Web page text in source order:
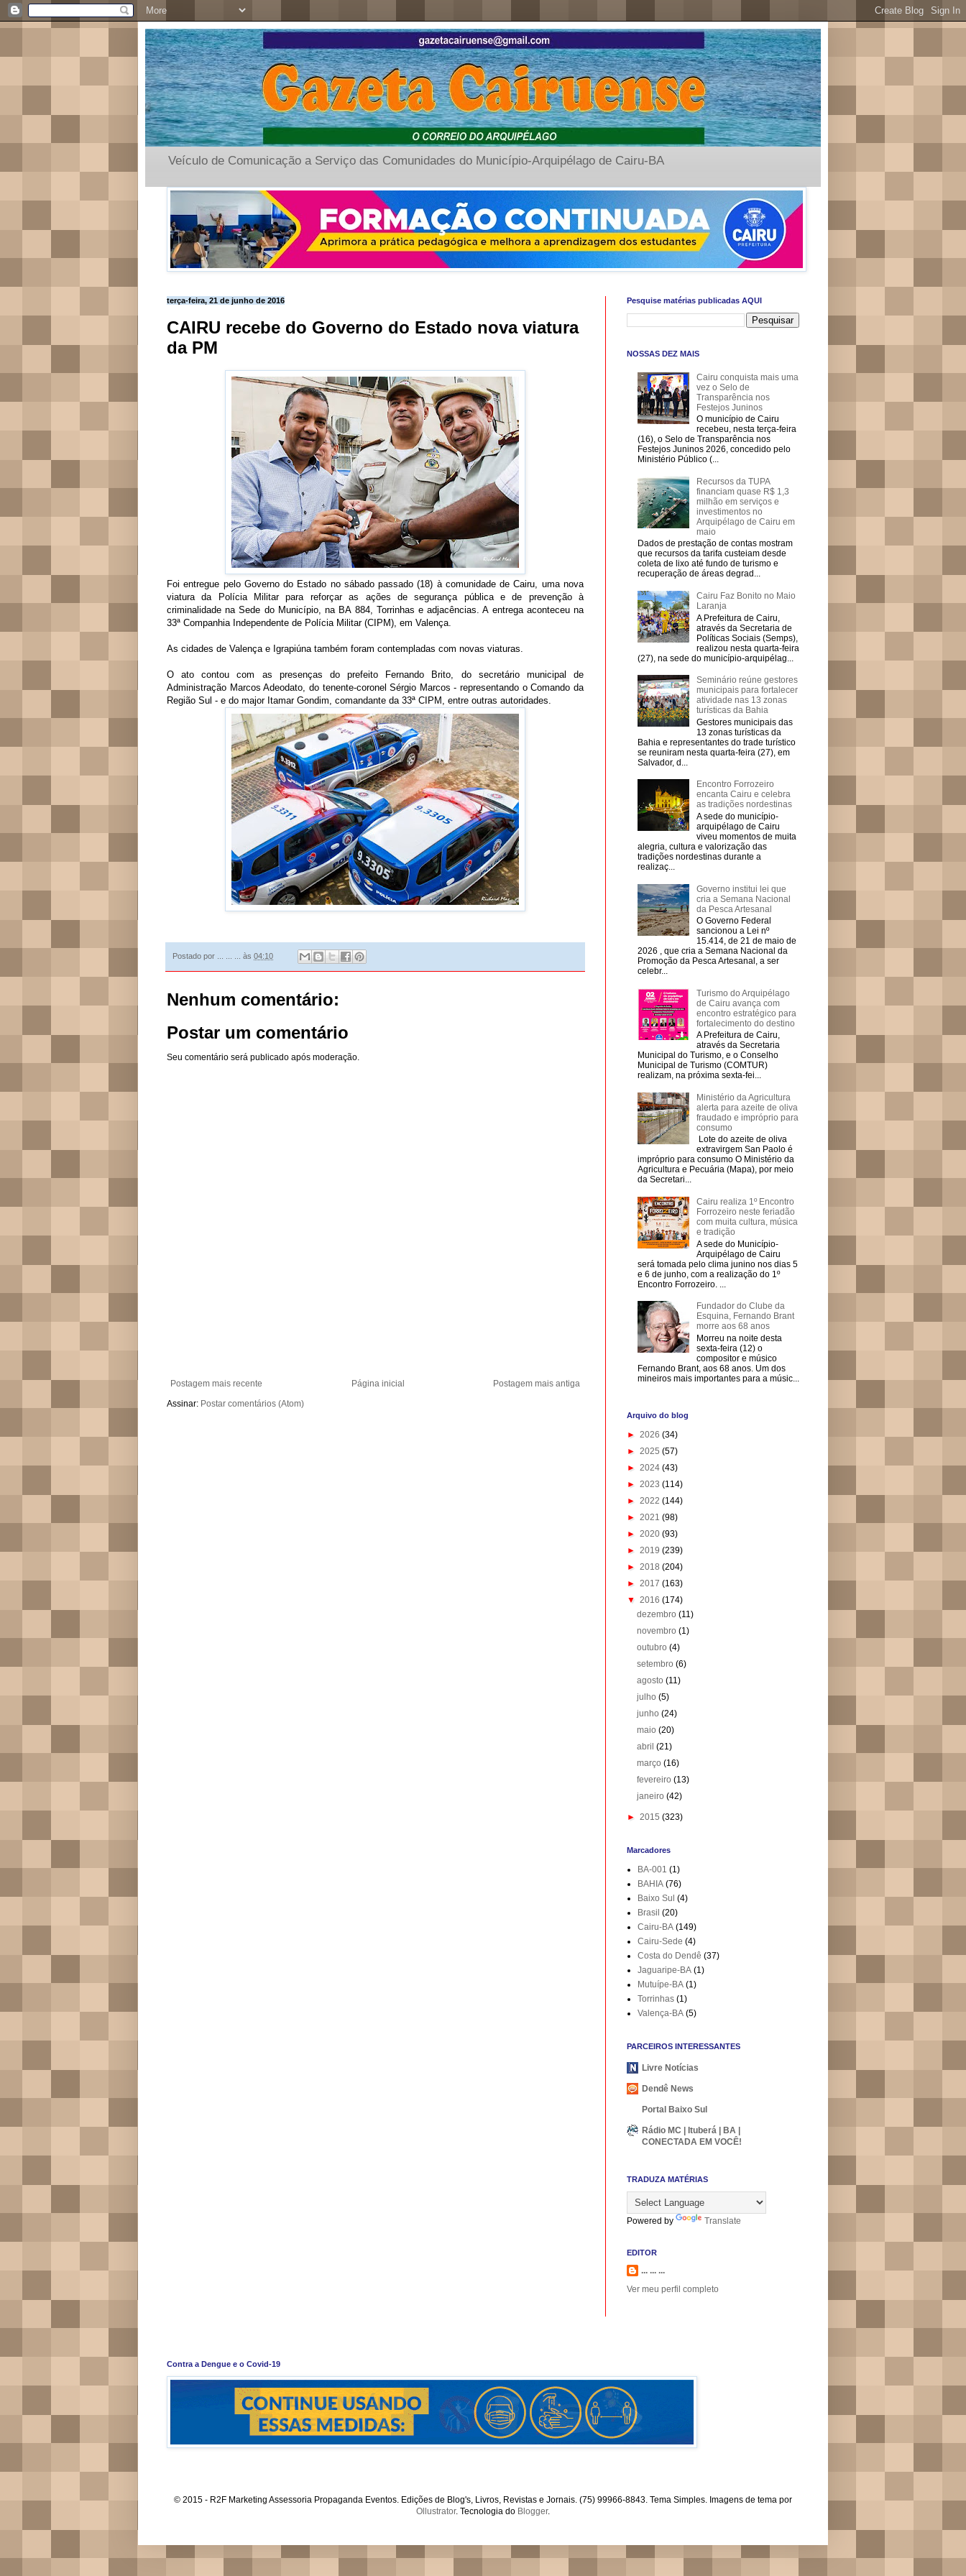
Veículo de Comunicação a Serviço das Comunidades do Município-Arquipélago de Cairu-BA
terça-feira, 21 de junho de 2016
CAIRU recebe do Governo do Estado nova viatura
da PM
Foi entregue pelo Governo do Estado no sábado passado (18) à comunidade de Cairu, uma nova
viatura da Polícia Militar para reforçar as ações de segurança pública e de prevenção à
criminalidade na Sede do Município, na BA 884, Torrinhas e adjacências. A entrega aconteceu na
33ª Companhia Independente de Polícia Militar (CIPM), em Valença.
As cidades de Valença e Igrapiúna também foram contempladas com novas viaturas.
O ato contou com as presenças do prefeito Fernando Brito, do secretário municipal de
Administração Marcos Adeodato, do tenente-coronel Sérgio Marcos - representando o Comando da
Região Sul - e do major Itamar Gondim, comandante da 33ª CIPM, entre outras autoridades.
Postado por às 04:10
Nenhum comentário:
Postar um comentário
Seu comentário será publicado após moderação.
Postagem mais recente Postagem mais antiga
Página inicial
Assinar: Postar comentários (Atom)
Pesquise matérias publicadas AQUI
NOSSAS DEZ MAIS
Cairu conquista mais uma
vez o Selo de
Transparência nos
Festejos Juninos
O município de Cairu
recebeu, nesta terça-feira
(16), o Selo de Transparência nos
Festejos Juninos 2026, concedido pelo
Ministério Público (...
Recursos da TUPA
financiam quase R$ 1,3
milhão em serviços e
investimentos no
Arquipélago de Cairu em
maio
Dados de prestação de contas mostram
que recursos da tarifa custeiam desde
coleta de lixo até fundo de turismo e
recuperação de áreas degrad...
Cairu Faz Bonito no Maio
Laranja
A Prefeitura de Cairu,
através da Secretaria de
Políticas Sociais (Semps),
realizou nesta quarta-feira
(27), na sede do município-arquipélag...
Seminário reúne gestores
municipais para fortalecer
atividade nas 13 zonas
turísticas da Bahia
Gestores municipais das
13 zonas turísticas da
Bahia e representantes do trade turístico
se reuniram nesta quarta-feira (27), em
Salvador, d...
Encontro Forrozeiro
encanta Cairu e celebra
as tradições nordestinas
A sede do município-
arquipélago de Cairu
viveu momentos de muita
alegria, cultura e valorização das
tradições nordestinas durante a
realizaç...
Governo institui lei que
cria a Semana Nacional
da Pesca Artesanal
O Governo Federal
sancionou a Lei nº
15.414, de 21 de maio de
2026 , que cria a Semana Nacional da
Promoção da Pesca Artesanal, a ser
celebr...
Turismo do Arquipélago
de Cairu avança com
encontro estratégico para
fortalecimento do destino
A Prefeitura de Cairu,
através da Secretaria
Municipal do Turismo, e o Conselho
Municipal de Turismo (COMTUR)
realizam, na próxima sexta-fei...
Ministério da Agricultura
alerta para azeite de oliva
fraudado e impróprio para
consumo
Lote do azeite de oliva
extravirgem San Paolo é
impróprio para consumo O Ministério da
Agricultura e Pecuária (Mapa), por meio
da Secretari...
Cairu realiza 1º Encontro
Forrozeiro neste feriadão
com muita cultura, música
e tradição
A sede do Município-
Arquipélago de Cairu
será tomada pelo clima junino nos dias 5
e 6 de junho, com a realização do 1º
Encontro Forrozeiro. ...
Fundador do Clube da
Esquina, Fernando Brant
morre aos 68 anos
Morreu na noite desta
sexta-feira (12) o
compositor e músico
Fernando Brant, aos 68 anos. Um dos
mineiros mais importantes para a músic...
Arquivo do blog
► 2026 (34)
► 2025 (57)
► 2024 (43)
► 2023 (114)
► 2022 (144)
► 2021 (98)
► 2020 (93)
► 2019 (239)
► 2018 (204)
► 2017 (163)
▼ 2016 (174)
dezembro(11)
novembro(1)
outubro(4)
setembro(6)
agosto(11)
julho(5)
junho(24)
maio(20)
abril(21)
março(16)
fevereiro(13)
janeiro(42)
► 2015 (323)
Marcadores
BA-001 (1)
BAHIA (76)
Baixo Sul (4)
Brasil (20)
Cairu-BA (149)
Cairu-Sede (4)
Costa do Dendê (37)
Jaguaripe-BA (1)
Mutuípe-BA (1)
Torrinhas (1)
Valença-BA (5)
PARCEIROS INTERESSANTES
Livre Notícias
Dendê News
Portal Baixo Sul
Rádio MC | Ituberá | BA |
CONECTADA EM VOCÊ!
TRADUZA MATÉRIAS
Powered by Translate
EDITOR
... ... ...
Ver meu perfil completo
Contra a Dengue e o Covid-19
© 2015 - R2F Marketing Assessoria Propaganda Eventos. Edições de Blog's, Livros, Revistas e Jornais. (75) 99966-8843. Tema Simples. Imagens de tema por
Ollustrator. Tecnologia do Blogger.